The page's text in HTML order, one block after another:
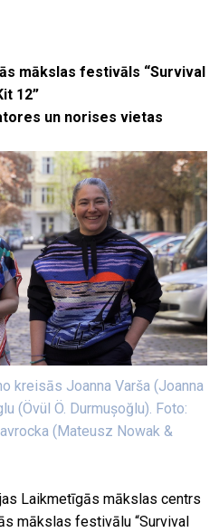
mākslas festivāls “Survival
12”
un norises vietas
kreisās Joanna Varša (Joanna
(Övül Ö. Durmușoğlu). Foto:
(Mateusz Nowak &
Laikmetīgās mākslas centrs
mākslas festivālu “Survival